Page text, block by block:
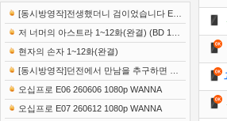
[동시방영작]전생했더니 검이었습니다 E12
221222 1080p-NEXT
저 너머의 아스트라 1~12화(완결) (BD 192
0x1080 x265-10Bit FLACx2)
현자의 손자 1~12화(완결)
[동시방영작]던전에서 만남을 추구하면 안
되는 걸까 5 풍요의 여신편 E15 250306 1..
오십프로 E06 260606 1080p WANNA
오십프로 E07 260612 1080p WANNA